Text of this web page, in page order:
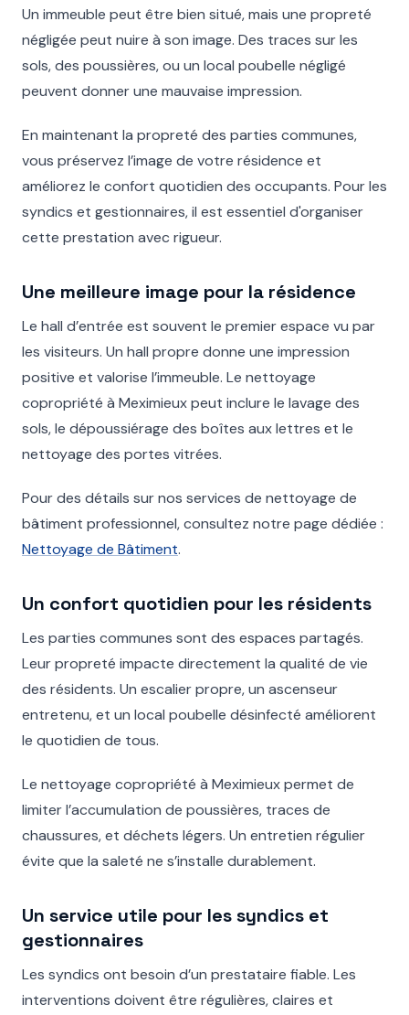
Un immeuble peut être bien situé, mais une propreté
négligée peut nuire à son image. Des traces sur les
sols, des poussières, ou un local poubelle négligé
peuvent donner une mauvaise impression.
En maintenant la propreté des parties communes,
vous préservez l’image de votre résidence et
améliorez le confort quotidien des occupants. Pour les
syndics et gestionnaires, il est essentiel d'organiser
cette prestation avec rigueur.
Une meilleure image pour la résidence
Le hall d’entrée est souvent le premier espace vu par
les visiteurs. Un hall propre donne une impression
positive et valorise l’immeuble. Le nettoyage
copropriété à Meximieux peut inclure le lavage des
sols, le dépoussiérage des boîtes aux lettres et le
nettoyage des portes vitrées.
Pour des détails sur nos services de nettoyage de
bâtiment professionnel, consultez notre page dédiée :
Nettoyage de Bâtiment.
Un confort quotidien pour les résidents
Les parties communes sont des espaces partagés.
Leur propreté impacte directement la qualité de vie
des résidents. Un escalier propre, un ascenseur
entretenu, et un local poubelle désinfecté améliorent
le quotidien de tous.
Le nettoyage copropriété à Meximieux permet de
limiter l’accumulation de poussières, traces de
chaussures, et déchets légers. Un entretien régulier
évite que la saleté ne s’installe durablement.
Un service utile pour les syndics et
gestionnaires
Les syndics ont besoin d’un prestataire fiable. Les
interventions doivent être régulières, claires et